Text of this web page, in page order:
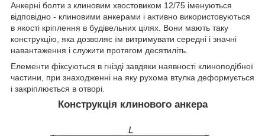
Анкерні болти з клиновим хвостовиком 12/75 іменуються
відповідно - клиновими анкерами і активно використовуються
в якості кріплення в будівельних цілях. Вони мають таку
конструкцію, яка дозволяє їм витримувати середні і значні
навантаження і служити протягом десятиліть.
Елементи фіксуються в гнізді завдяки наявності клиноподібної
частини, при знаходженні на яку рухома втулка деформується
і закріплюється в отворі.
Конструкція клинового анкера